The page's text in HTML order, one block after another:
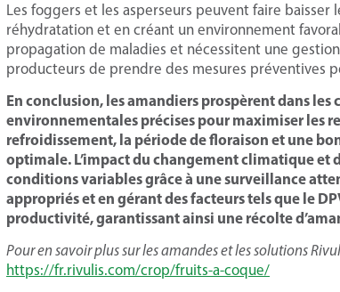
Les foggers et les asperseurs peuvent faire
réhydratation et en créant un environnement
propagation de maladies et nécessitent une
producteurs de prendre des mesures préventives
En conclusion, les amandiers prospèrent dans
environnementales précises pour maximiser les
refroidissement, la période de floraison et une
optimale. L’impact du changement climatique et
conditions variables grâce à une surveillance
appropriés et en gérant des facteurs tels que le
productivité, garantissant ainsi une récolte
Pour en savoir plus sur les amandes et les solutions
https://fr.rivulis.com/crop/fruits-a-coque/